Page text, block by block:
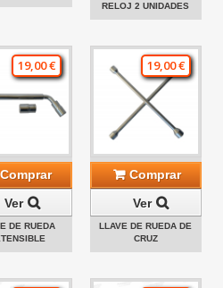
RELOJ 2 UNIDADES
19,00 €
Comprar
Ver
DE RUEDA
19,00 €
Comprar
Ver
LLAVE DE RUEDA DE
CRUZ